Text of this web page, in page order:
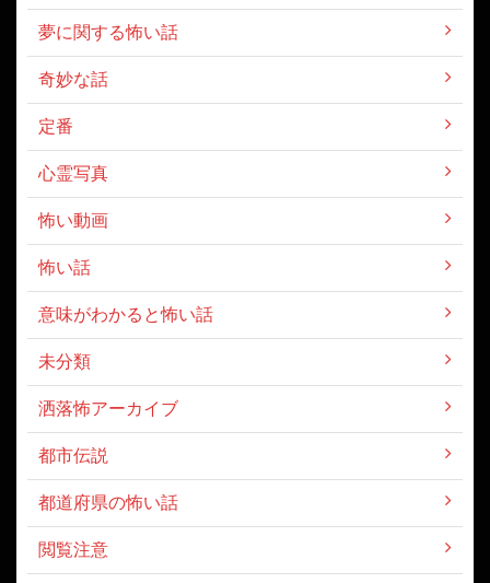
夢に関する怖い話
奇妙な話
定番
心霊写真
怖い動画
怖い話
意味がわかると怖い話
未分類
洒落怖アーカイブ
都市伝説
都道府県の怖い話
閲覧注意